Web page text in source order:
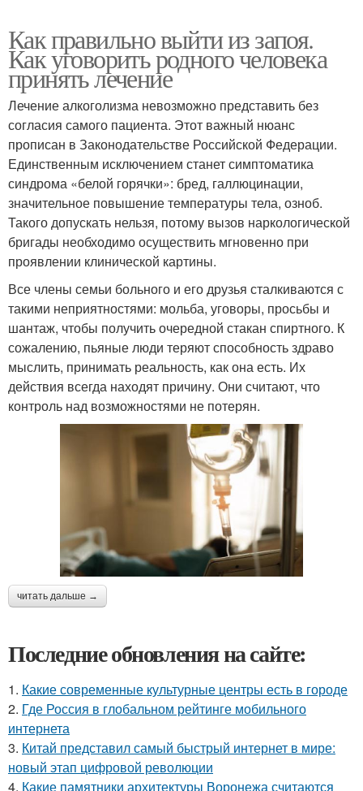
Как правильно выйти из запоя.
Как уговорить родного человека
принять лечение
Лечение алкоголизма невозможно представить без
согласия самого пациента. Этот важный нюанс
прописан в Законодательстве Российской Федерации.
Единственным исключением станет симптоматика
синдрома «белой горячки»: бред, галлюцинации,
значительное повышение температуры тела, озноб.
Такого допускать нельзя, потому вызов наркологической
бригады необходимо осуществить мгновенно при
проявлении клинической картины.
Все члены семьи больного и его друзья сталкиваются с
такими неприятностями: мольба, уговоры, просьбы и
шантаж, чтобы получить очередной стакан спиртного. К
сожалению, пьяные люди теряют способность здраво
мыслить, принимать реальность, как она есть. Их
действия всегда находят причину. Они считают, что
контроль над возможностями не потерян.
читать дальше →
Последние обновления на сайте:
1. Какие современные культурные центры есть в городе
2. Где Россия в глобальном рейтинге мобильного
интернета
3. Китай представил самый быстрый интернет в мире:
новый этап цифровой революции
4. Какие памятники архитектуры Воронежа считаются